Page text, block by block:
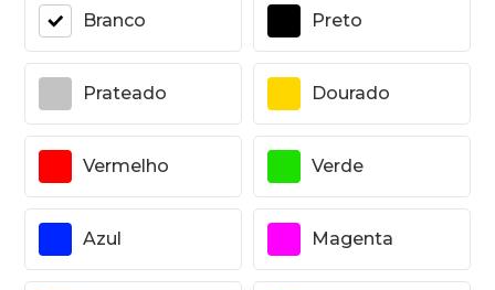
Branco Preto
Prateado Dourado
Vermelho Verde
Azul Magenta